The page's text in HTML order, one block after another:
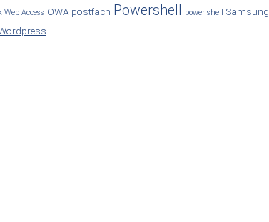
Web Access OWA postfach Powershell power shell Samsung